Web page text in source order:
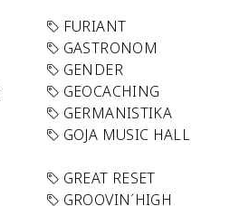
FURIANT
GASTRONOM
GENDER
GEOCACHING
GERMANISTIKA
GOJA MUSIC HALL
GREAT RESET
GROOVIN´HIGH